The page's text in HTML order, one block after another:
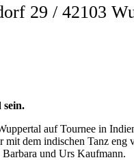
29 / 42103
sein.
auf Tournee in
dem indischen Tanz
und Urs Kaufmann.